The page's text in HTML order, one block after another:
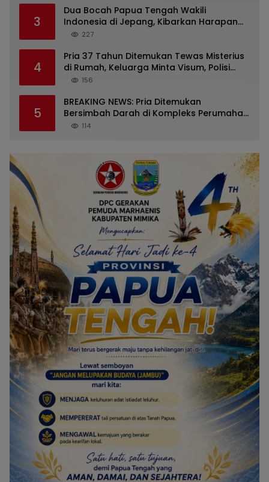
3
Dua Bocah Papua Tengah Wakili
Indonesia di Jepang, Kibarkan Harapan
dari Mimika ke Panggung Dunia
227
4
Pria 37 Tahun Ditemukan Tewas Misterius
di Rumah, Keluarga Minta Visum, Polisi
Diminta Ungkap Penyebab Kematian
156
5
BREAKING NEWS: Pria Ditemukan
Bersimbah Darah di Kompleks Perumahan
RR Timika, Video Viral Gegerkan Warga
114